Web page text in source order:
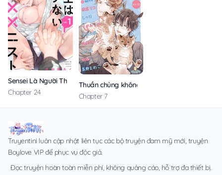
Sensei Là Người Thích Chơi Mông
Chapter 24
Thuần chủng không rung động
Chapter 7
Truyentini luôn cập nhật liên tục các bộ truyện đam mỹ mới, truyện
Boylove VIP để phục vụ độc giả.
Đọc truyện hoàn toàn miễn phí, không quảng cáo, hỗ trợ đa thiết bị.